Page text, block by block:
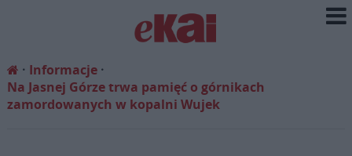
Informacje
Na Jasnej Górze trwa pamięć o górnikach
zamordowanych w kopalni Wujek